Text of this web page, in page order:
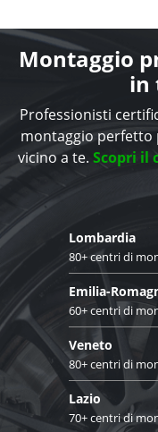
Montaggio
in
Professionisti
montaggio perfetto
vicino a te. Scopri il
Lombardia
80+ centri di
Emilia-
60+ centri di
Veneto
80+ centri di
Lazio
70+ centri di